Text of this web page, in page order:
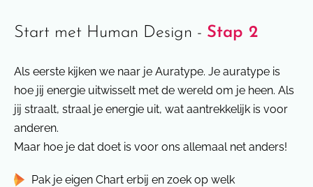
Start met Human Design - Stap 2
Als eerste kijken we naar je Auratype. Je auratype is
hoe jij energie uitwisselt met de wereld om je heen. Als
jij straalt, straal je energie uit, wat aantrekkelijk is voor
anderen.
Maar hoe je dat doet is voor ons allemaal net anders!
Pak je eigen Chart erbij en zoek op welk